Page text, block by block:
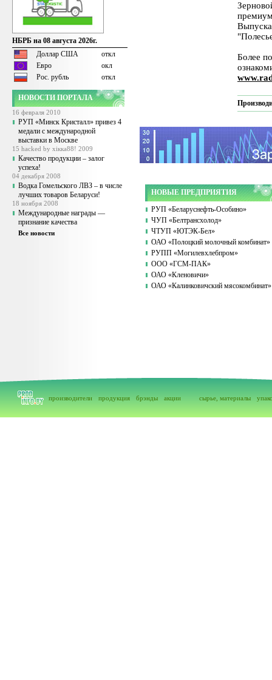
НБРБ на 08 августа 2026г.
Доллар США
откл
Евро
окл
Рос. рубль
откл
НОВОСТИ ПОРТАЛА
16 февраля 2010
РУП «Минск Кристалл» привез 4
медали с международной
выставки в Москве
15 hacked by xiкка88! 2009
Качество продукции – залог
успеха!
04 декабря 2008
Водка Гомельского ЛВЗ – в числе
лучших товаров Беларуси!
18 ноября 2008
Международные награды —
признание качества
Все новости
Более
НОВЫЕ ПРЕДПРИЯТИЯ
РУП «Беларуснефть-Особино»
ЧУП «Белтрансхолод»
ЧТУП «ЮТЭК-Бел»
ОАО «Полоцкий молочный комбинат»
РУПП «Могилевхлебпром»
ООО «ГСМ-ПАК»
ОАО «Кленовичи»
ОАО «Калинковичский мясокомбинат»
производители продукция брэнды акции сырье, материалы